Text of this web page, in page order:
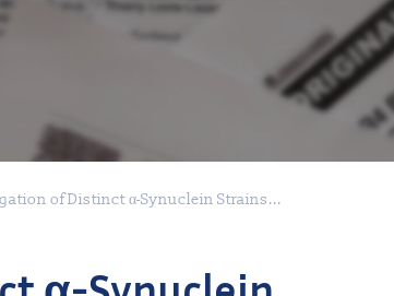
of Distinct α-Synuclein Strains...